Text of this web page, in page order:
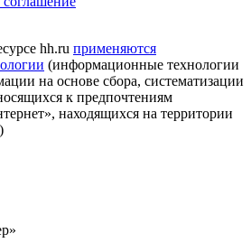
hh.ru применяются
(информационные технологии
на основе сбора, систематизации
к предпочтениям
находящихся на территории